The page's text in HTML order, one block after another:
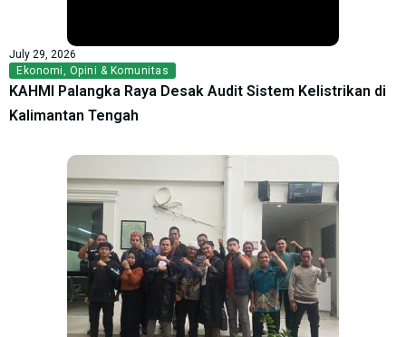
July 29, 2026
Ekonomi, Opini & Komunitas
KAHMI Palangka Raya Desak Audit Sistem Kelistrikan di
Kalimantan Tengah